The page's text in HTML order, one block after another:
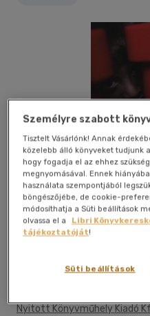
Nyitott Könyvműhely Kiadó
Személyre szabott
Tisztelt Vásárlónk! Annak
közelebb álló könyveket tudjunk
hogy fogadja el az ehhez
megnyomásával. Ennek
használata szempontjából
böngészőjébe, de cookie-
módosíthatja a Süti beállítások
olvassa el a
Libri
tájékoztatóját!
Süti beállítások